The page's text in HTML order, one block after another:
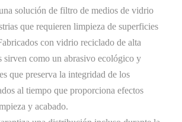
solución de filtro de medios de vidrio
que requieren limpieza de superficies
con vidrio reciclado de alta
sirven como un abrasivo ecológico y
que preserva la integridad de los
al tiempo que proporciona efectos
y acabado.